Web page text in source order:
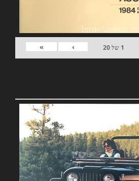
1 של20
›
»